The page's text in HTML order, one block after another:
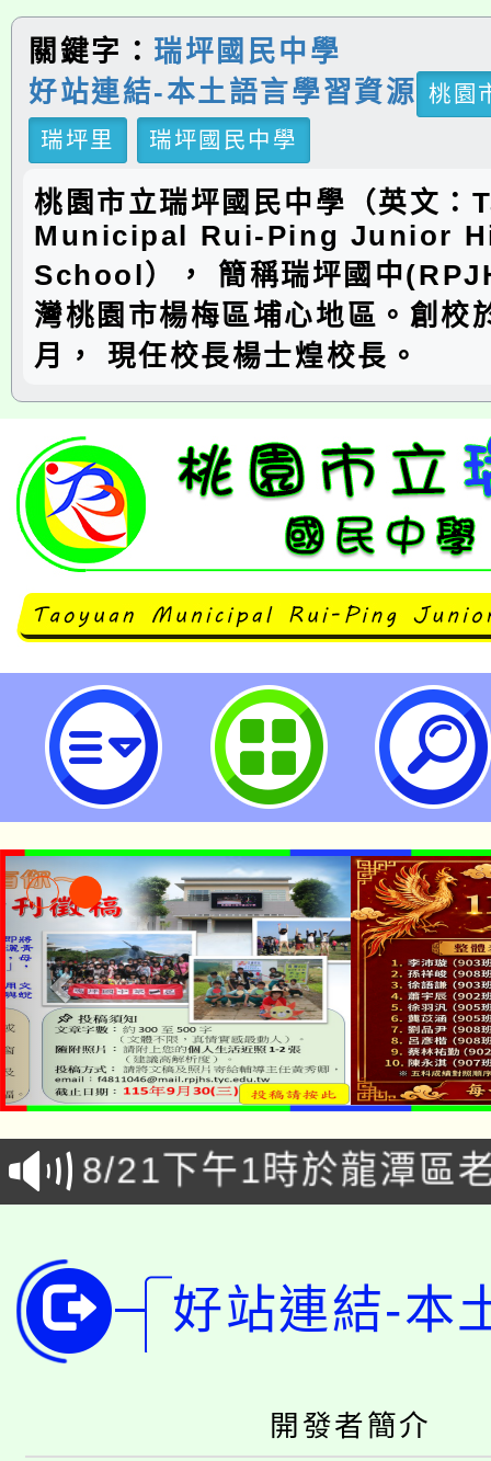
關鍵字： 瑞坪國民中學
好站連結-本土語言學習資源 桃園
瑞坪里
瑞坪國民中學
桃園市立瑞坪國民中學（英文：
Municipal Rui-Ping Junior
School）， 簡稱瑞坪國中
灣桃園市楊梅區埔心地區。創校
月， 現任校長楊士煌校長。
neilrpjhstyc網站設計者：徐嘉
「本色祭」8/29、30在
場熱烈登場!
8/21下午1時於龍潭區
徵才活動。
YOUNG桃局內行報名
局官網。
8月14至27日，桃園電
開!
115年桃園市運動會8/
視費優惠，中低收入戶
大園自造教育及科技
好站連結-本
開發者簡介